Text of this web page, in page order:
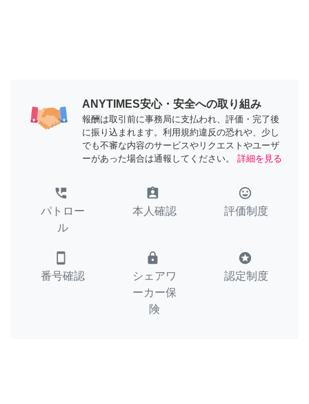
ANYTIMES安心・安全への取り組み
報酬は取引前に事務局に支払われ、評価・完了後
に振り込まれます。利用規約違反の恐れや、少し
でも不審な内容のサービスやリクエストやユーザ
ーがあった場合は通報してください。
詳細を見る
perm_phone_msg
パトロー
ル
assignment_ind
本人確認
tag_faces
評価制度
smartphone
番号確認
lock
シェアワ
ーカー保
険
stars
認定制度